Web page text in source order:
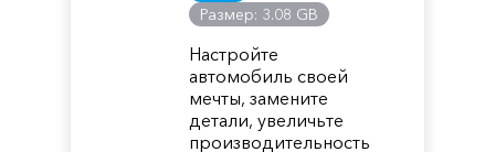
Размер: 3.08 GB
Настройте
автомобиль своей
мечты, замените
детали, увеличьте
производительность